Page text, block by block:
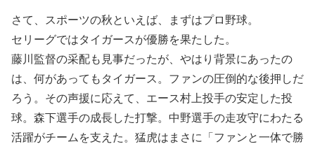
さて、スポーツの秋といえば、まずはプロ野球。
セリーグではタイガースが優勝を果たした。
藤川監督の采配も見事だったが、やはり背景にあったの
は、何があってもタイガース。ファンの圧倒的な後押しだ
ろう。その声援に応えて、エース村上投手の安定した投
球。森下選手の成長した打撃。中野選手の走攻守にわたる
活躍がチームを支えた。猛虎はまさに「ファンと一体で勝